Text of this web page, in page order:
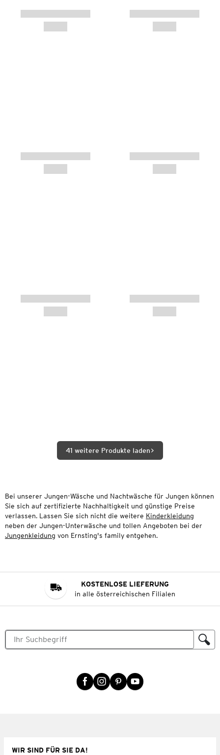
41 weitere Produkte laden
Bei unserer Jungen-Wäsche und Nachtwäsche für Jungen können
Sie sich auf zertifizierte Nachhaltigkeit und günstige Preise
verlassen. Lassen Sie sich nicht die weitere Kinderkleidung
neben der Jungen-Unterwäsche und tollen Angeboten bei der
Jungenkleidung von Ernsting's family entgehen.
KOSTENLOSE LIEFERUNG
in alle österreichischen Filialen
WIR SIND FÜR SIE DA!